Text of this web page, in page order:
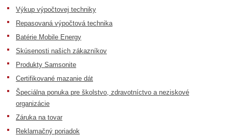
Výkup výpočtovej techniky
Repasovaná výpočtová technika
Batérie Mobile Energy
Skúsenosti našich zákazníkov
Produkty Samsonite
Certifikované mazanie dát
Špeciálna ponuka pre školstvo, zdravotníctvo a neziskové
organizácie
Záruka na tovar
Reklamačný poriadok